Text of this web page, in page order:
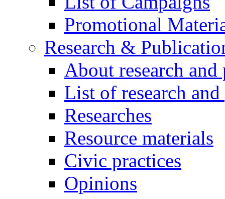
Promotional
Research &
About research
List of research
Researches
Resource materials
Civic practices
Opinions